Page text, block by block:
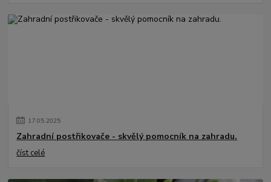
17.05.2025
Zahradní postřikovače - skvělý pomocník na zahradu.
číst celé